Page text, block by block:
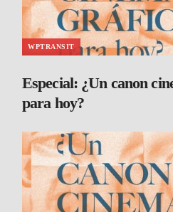
WPTRANSIT
Especial: ¿Un canon
para hoy?